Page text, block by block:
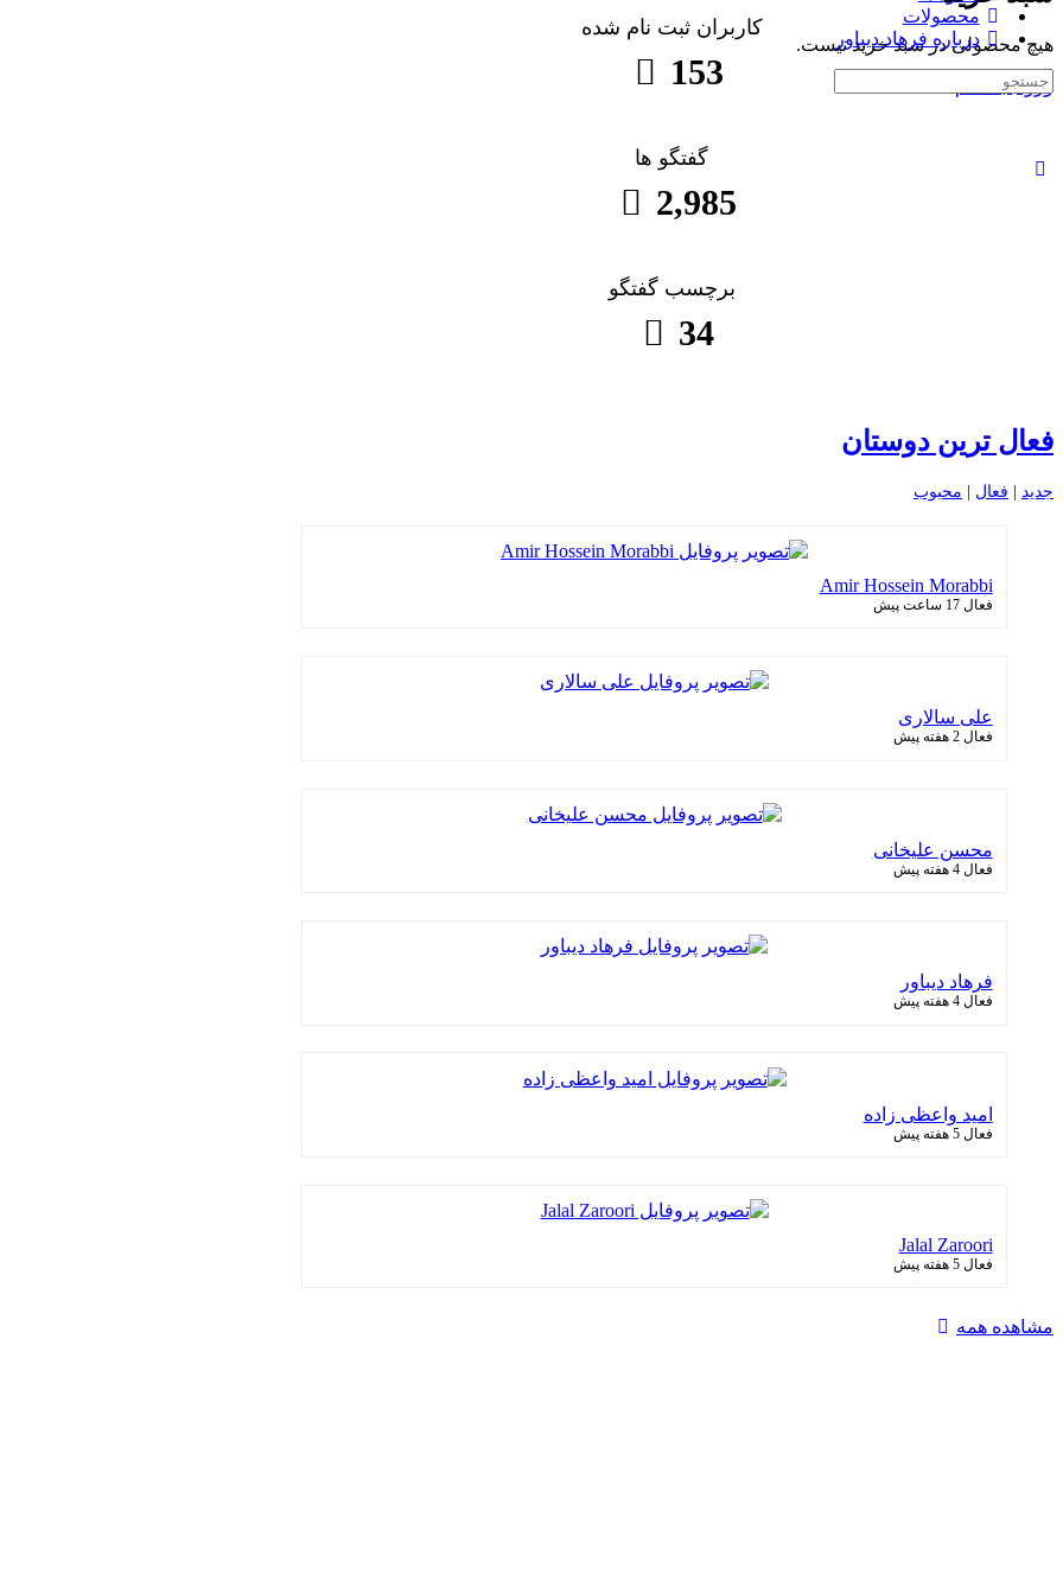
هیچ محصولی در سبد خرید نیست.
ورود ثبت نام
محصولات
درباره فرهاد دیباور
جست
و
کاربران ثبت نام شده
153
گفتگو ها
2,985
برچسب گفتگو
34
فعال ترین دوستان
جدید | فعال | محبوب
Amir Hossein Morabbi
فعال 17 ساعت پیش
علی سالاری
فعال 2 هفته پیش
محسن علیخانی
فعال 4 هفته پیش
فرهاد دیباور
فعال 4 هفته پیش
امید واعظی زاده
فعال 5 هفته پیش
Jalal Zaroori
فعال 5 هفته پیش
مشاهده همه